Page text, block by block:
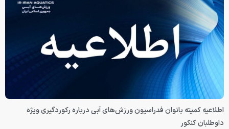
اطلاعیه کمیته بانوان فدراسیون ورزش‌های آبی درباره رکوردگیری ویژه
داوطلبان کنکور